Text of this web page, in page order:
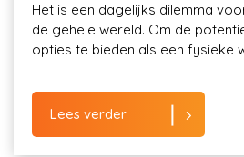
Het is een dagelijks dilemma
de gehele wereld. Om de
opties te bieden als een fysieke
Lees verder